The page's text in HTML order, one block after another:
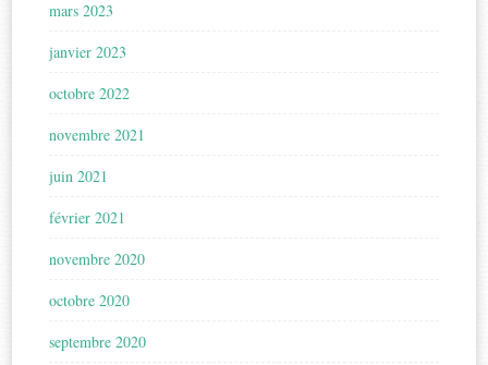
mars 2023
janvier 2023
octobre 2022
novembre 2021
juin 2021
février 2021
novembre 2020
octobre 2020
septembre 2020